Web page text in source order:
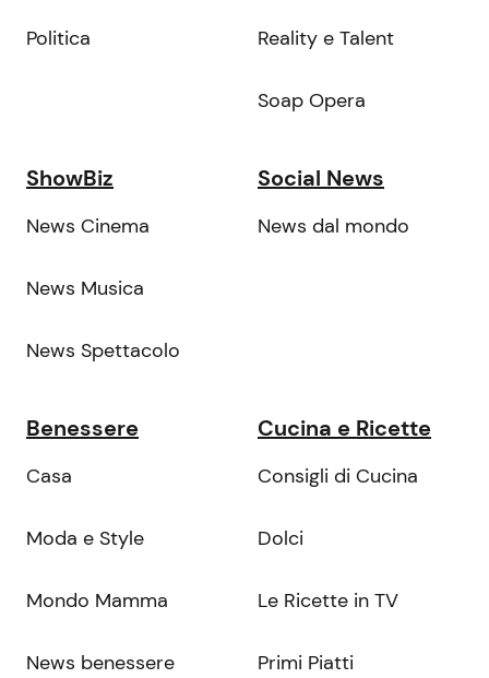
Politica Reality e Talent
Soap Opera
ShowBiz
News Cinema
News Musica
News Spettacolo
Social News
News dal mondo
Benessere
Casa
Moda e Style
Mondo Mamma
News benessere
Cucina e Ricette
Consigli di Cucina
Dolci
Le Ricette in TV
Primi Piatti